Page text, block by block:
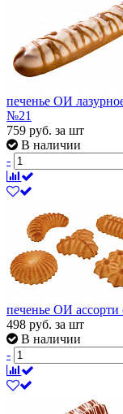
печенье ОИ
№21
759 руб. за шт
В наличии
-
печенье ОИ
498 руб. за шт
В наличии
-